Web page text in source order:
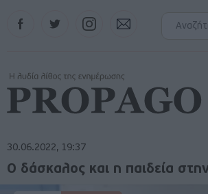
Instagram
30.06.2022, 19:37
Ο δάσκαλος και η παιδεία